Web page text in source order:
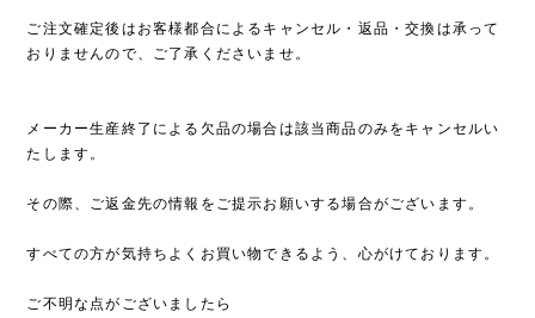
ご注文確定後はお客様都合によるキャンセル・返品・交換は承って
おりませんので、ご了承くださいませ。
メーカー生産終了による欠品の場合は該当商品のみをキャンセルい
たします。
その際、ご返金先の情報をご提示お願いする場合がございます。
すべての方が気持ちよくお買い物できるよう、心がけております。
ご不明な点がございましたら